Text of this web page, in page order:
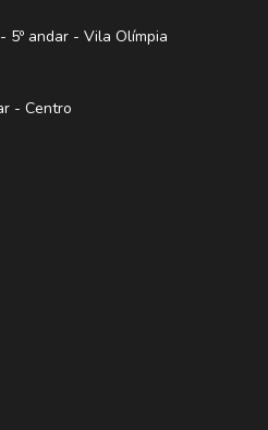
5º andar - Vila Olímpia
- Centro